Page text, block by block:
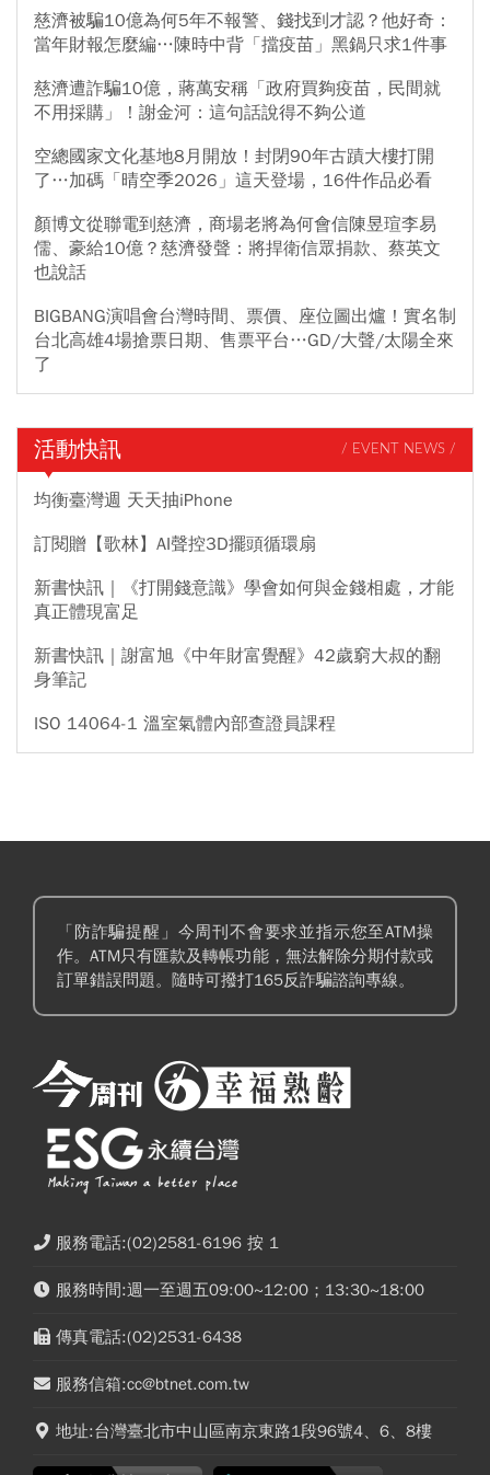
慈濟被騙10億為何5年不報警、錢找到才認？他好奇：
當年財報怎麼編…陳時中背「擋疫苗」黑鍋只求1件事
慈濟遭詐騙10億，蔣萬安稱「政府買夠疫苗，民間就
不用採購」！謝金河：這句話說得不夠公道
空總國家文化基地8月開放！封閉90年古蹟大樓打開
了…加碼「晴空季2026」這天登場，16件作品必看
顏博文從聯電到慈濟，商場老將為何會信陳昱瑄李易
儒、豪給10億？慈濟發聲：將捍衛信眾捐款、蔡英文
也說話
BIGBANG演唱會台灣時間、票價、座位圖出爐！實名制
台北高雄4場搶票日期、售票平台…GD/大聲/太陽全來
了
活動快訊 / EVENT NEWS /
均衡臺灣週 天天抽iPhone
訂閱贈【歌林】AI聲控3D擺頭循環扇
新書快訊｜《打開錢意識》學會如何與金錢相處，才能
真正體現富足
新書快訊｜謝富旭《中年財富覺醒》42歲窮大叔的翻
身筆記
ISO 14064-1 溫室氣體內部查證員課程
「防詐騙提醒」今周刊不會要求並指示您至ATM操
作。ATM只有匯款及轉帳功能，無法解除分期付款或
訂單錯誤問題。隨時可撥打165反詐騙諮詢專線。
服務電話:(02)2581-6196 按 1
服務時間:週一至週五09:00~12:00；13:30~18:00
傳真電話:(02)2531-6438
服務信箱:cc@btnet.com.tw
地址:台灣臺北市中山區南京東路1段96號4、6、8樓